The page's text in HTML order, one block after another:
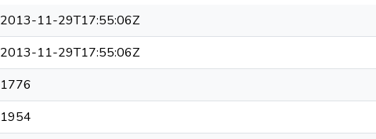
2013-11-29T17:55:06Z
2013-11-29T17:55:06Z
1776
1954